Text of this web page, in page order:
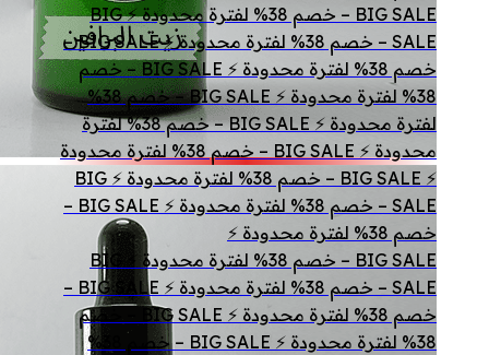
BIG SALE – خصم 38% لفترة محدودة ⚡ BIG
SALE – خصم 38% لفترة محدودة ⚡ BIG SALE –
خصم 38% لفترة محدودة ⚡ BIG SALE – خصم
38% لفترة محدودة ⚡ BIG SALE – خصم 38%
لفترة محدودة ⚡ BIG SALE – خصم 38% لفترة
محدودة ⚡ BIG SALE – خصم 38% لفترة محدودة
⚡ BIG SALE – خصم 38% لفترة محدودة ⚡ BIG
SALE – خصم 38% لفترة محدودة ⚡ BIG SALE –
خصم 38% لفترة محدودة ⚡
BIG SALE – خصم 38% لفترة محدودة ⚡ BIG
SALE – خصم 38% لفترة محدودة ⚡ BIG SALE –
خصم 38% لفترة محدودة ⚡ BIG SALE – خصم
38% لفترة محدودة ⚡ BIG SALE – خصم 38%